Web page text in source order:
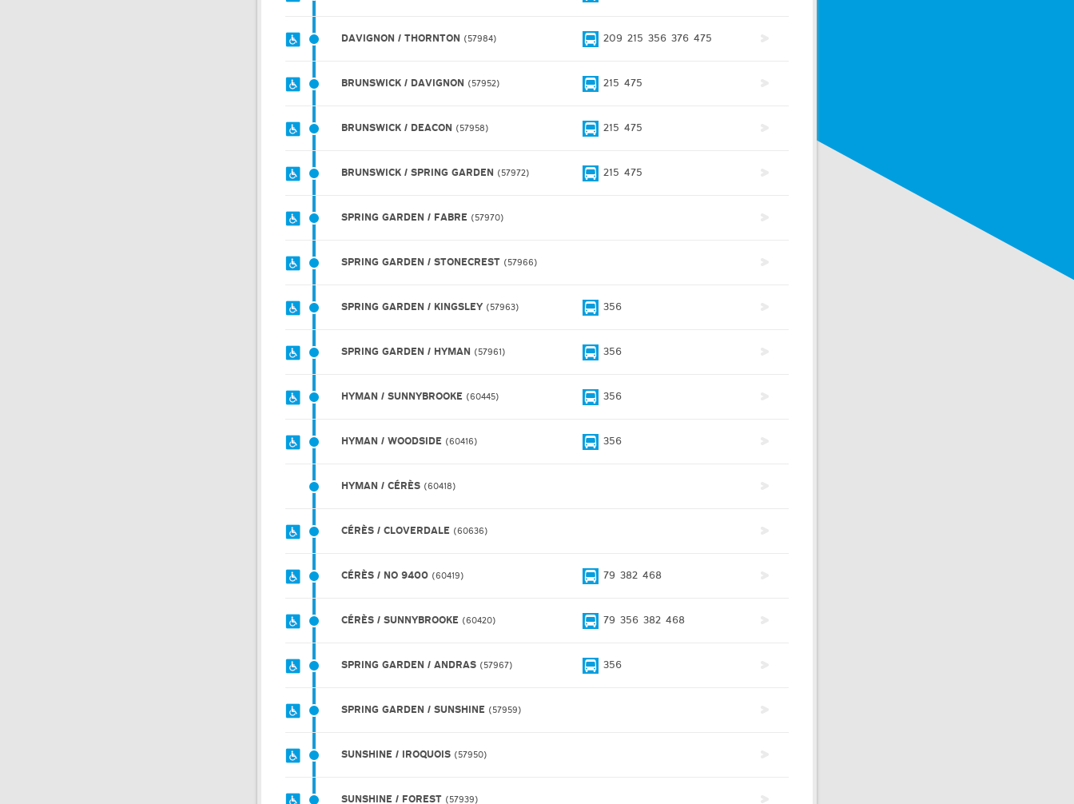
DAVIGNON / THORNTON 57984 209 215 356 376 475
BRUNSWICK / DAVIGNON 57952 215 475
BRUNSWICK / DEACON 57958 215 475
BRUNSWICK / SPRING GARDEN 57972 215 475
SPRING GARDEN / FABRE 57970
SPRING GARDEN / STONECREST 57966
SPRING GARDEN / KINGSLEY 57963 356
SPRING GARDEN / HYMAN 57961 356
HYMAN / SUNNYBROOKE 60445 356
HYMAN / WOODSIDE 60416 356
HYMAN / CÉRÈS 60418
CÉRÈS / CLOVERDALE 60636
CÉRÈS / NO 9400 60419 79 382 468
CÉRÈS / SUNNYBROOKE 60420 79 356 382 468
SPRING GARDEN / ANDRAS 57967 356
SPRING GARDEN / SUNSHINE 57959
SUNSHINE / IROQUOIS 57950
SUNSHINE / FOREST 57939